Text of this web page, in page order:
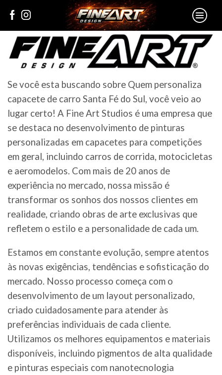
Se você esta buscando sobre Quem personaliza
capacete de carro Santa Fé do Sul, você veio ao
lugar certo! A Fine Art Studios é uma empresa que
se destaca no desenvolvimento de pinturas
personalizadas em capacetes para competições
em geral, incluindo carros de corrida, motocicletas
e aeromodelos. Com mais de 20 anos de
experiência no mercado, nossa missão é
transformar os sonhos dos nossos clientes em
realidade, criando obras de arte exclusivas que
refletem o estilo e a personalidade de cada um.
Estamos em constante evolução, sempre atentos
às novas exigências, tendências e sofisticação do
mercado. Nosso processo começa com o
desenvolvimento de um layout personalizado,
criado cuidadosamente para atender às
preferências individuais de cada cliente.
Utilizamos os melhores equipamentos e materiais
disponíveis, incluindo pigmentos de alta qualidade
e pinturas especiais com nanotecnologia